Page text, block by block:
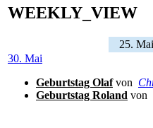
WEEKLY_VIEW
25.
30. Mai
Geburtstag Olafvon
Geburtstag Roland von